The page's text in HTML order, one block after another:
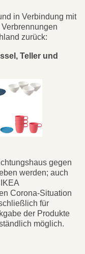
in Verbindung mit
zurück:
Teller und
gegen
werden; auch
Corona-Situation
für
der Produkte
möglich.